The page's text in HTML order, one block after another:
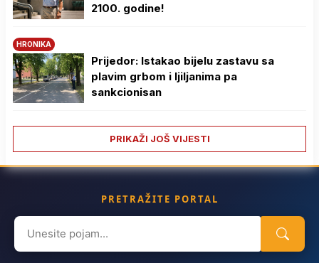
2100. godine!
HRONIKA
Prijedor: Istakao bijelu zastavu sa
plavim grbom i ljiljanima pa
sankcionisan
PRIKAŽI JOŠ VIJESTI
PRETRAŽITE PORTAL
Search
for: